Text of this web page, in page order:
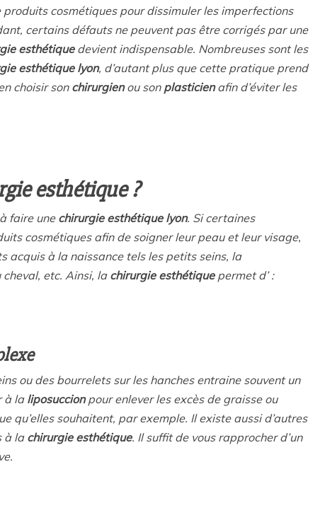
cosmétiques pour dissimuler les imperfections
certains défauts ne peuvent pas être corrigés par une
esthétiquedevient indispensable. Nombreuses sont les
esthétique lyon, d’autant plus que cette pratique prend
choisir son chirurgienou son plasticienafin d’éviter les
esthétique ?
faire unechirurgie esthétique lyon. Si certaines
cosmétiques afin de soigner leur peau et leur visage,
acquis à la naissance tels les petits seins, la
etc. Ainsi, lachirurgie esthétiquepermet d’ :
ou des bourrelets sur les hanches entraine souvent un
à la liposuccionpour enlever les excès de graisse ou
qu’elles souhaitent, par exemple. Il existe aussi d’autres
à la chirurgie esthétique. Il suffit de vous rapprocher d’un